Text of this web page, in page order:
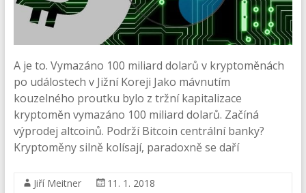
A je to. Vymazáno 100 miliard dolarů v kryptoměnách
po událostech v Jižní Koreji Jako mávnutím
kouzelného proutku bylo z tržní kapitalizace
kryptoměn vymazáno 100 miliard dolarů. Začíná
výprodej altcoinů. Podrží Bitcoin centrální banky?
Kryptoměny silně kolísají, paradoxně se daří
Jiří Meitner
11. 1. 2018